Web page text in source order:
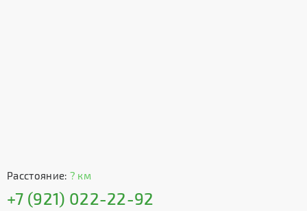
Расстояние: ? км
+7 (921) 022-22-92